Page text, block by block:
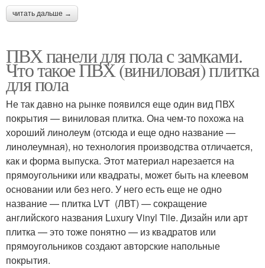
читать дальше →
ПВХ панели для пола с замками.
Что такое ПВХ (виниловая) плитка
для пола
Не так давно на рынке появился еще один вид ПВХ
покрытия — виниловая плитка. Она чем-то похожа на
хороший линолеум (отсюда и еще одно название —
линолеумная), но технология производства отличается,
как и форма выпуска. Этот материал нарезается на
прямоугольники или квадраты, может быть на клеевом
основании или без него. У него есть еще не одно
название — плитка LVT (ЛВТ) — сокращение
английского названия Luxury Vinyl Tile. Дизайн или арт
плитка — это тоже понятно — из квадратов или
прямоугольников создают авторские напольные
покрытия.